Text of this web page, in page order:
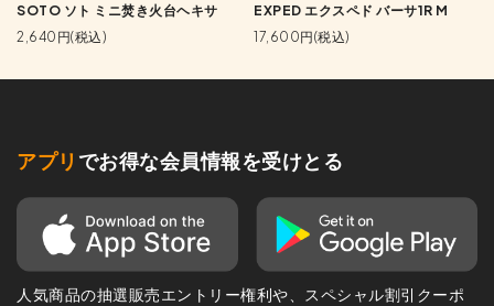
SOTO ソト ミニ焚き火台ヘキサ
2,640円(税込)
EXPED エクスペド バーサ1R M
17,600円(税込)
アプリ でお得な会員情報を受けとる
人気商品の抽選販売エントリー権利や、スペシャル割引クーポ